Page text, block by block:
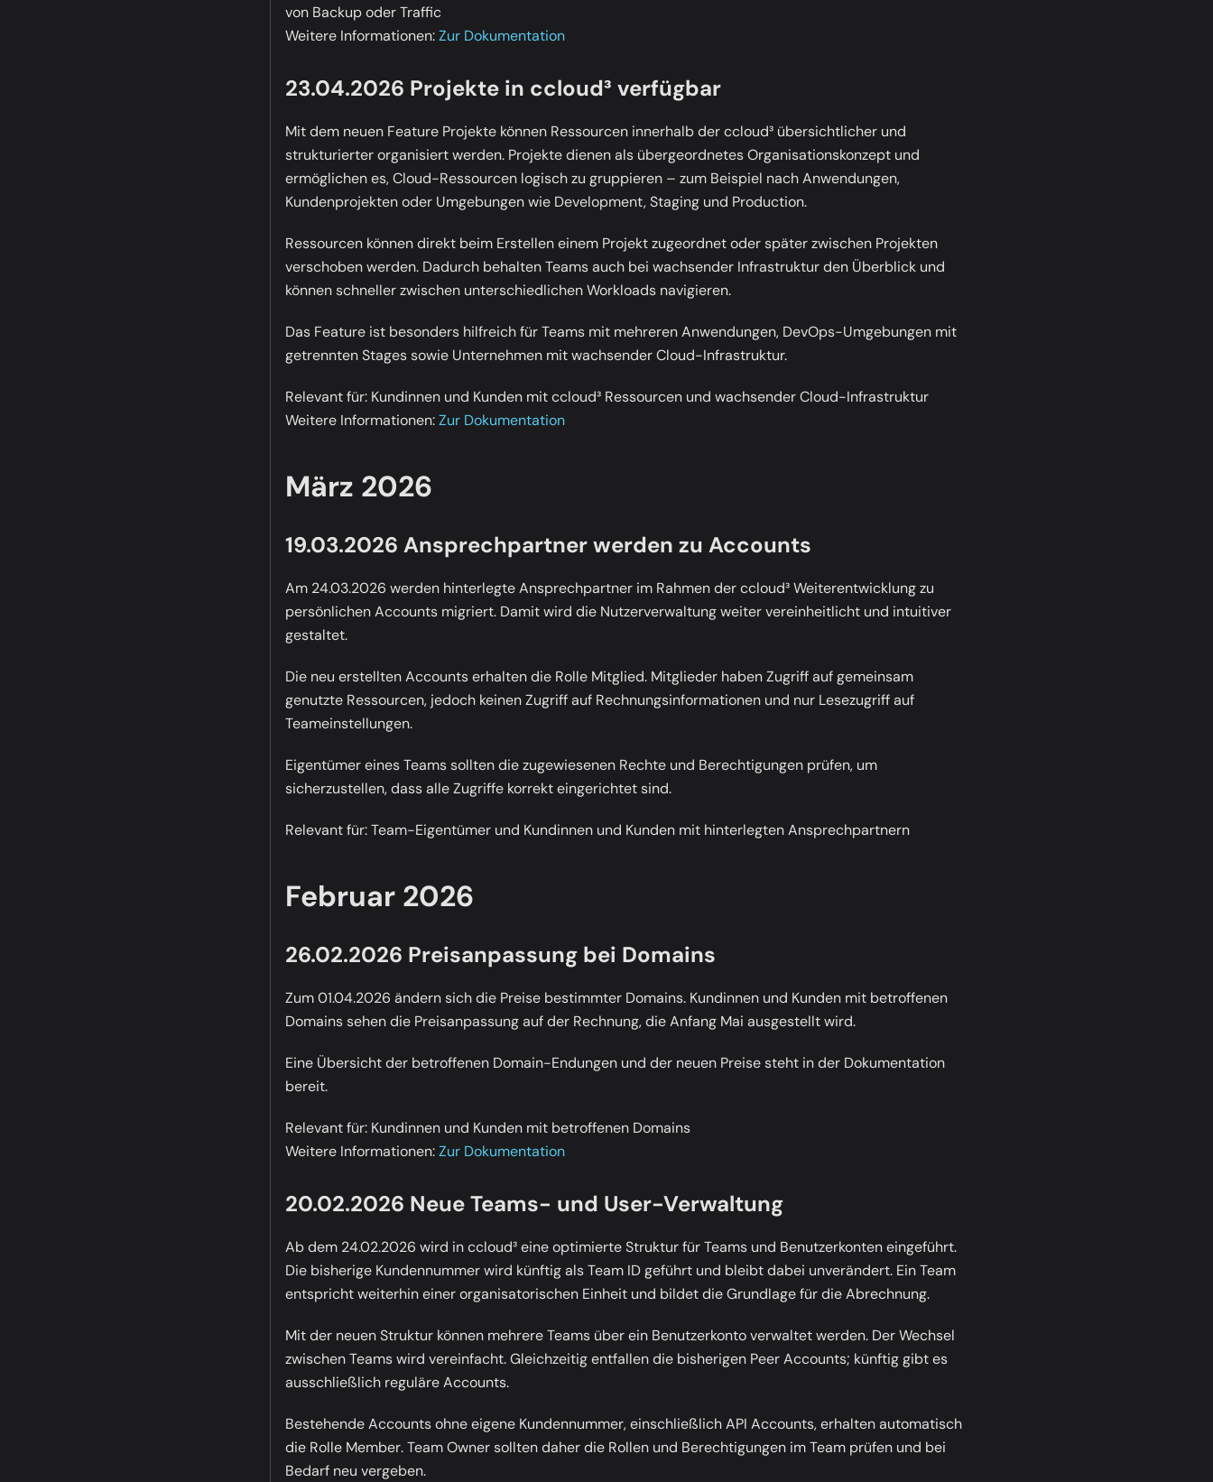
von Backup oder Traffic
Weitere Informationen:Zur Dokumentation
23.04.2026 Projekte in ccloud³ verfügbar
Mit dem neuen Feature Projekte können Ressourcen innerhalb der ccloud³ übersichtlicher und
strukturierter organisiert werden. Projekte dienen als übergeordnetes Organisationskonzept und
ermöglichen es, Cloud-Ressourcen logisch zu gruppieren – zum Beispiel nach Anwendungen,
Kundenprojekten oder Umgebungen wie Development, Staging und Production.
Ressourcen können direkt beim Erstellen einem Projekt zugeordnet oder später zwischen Projekten
verschoben werden. Dadurch behalten Teams auch bei wachsender Infrastruktur den Überblick und
können schneller zwischen unterschiedlichen Workloads navigieren.
Das Feature ist besonders hilfreich für Teams mit mehreren Anwendungen, DevOps-Umgebungen mit
getrennten Stages sowie Unternehmen mit wachsender Cloud-Infrastruktur.
Relevant für: Kundinnen und Kunden mit ccloud³ Ressourcen und wachsender Cloud-Infrastruktur
Weitere Informationen:Zur Dokumentation
März 2026
19.03.2026 Ansprechpartner werden zu Accounts
Am 24.03.2026 werden hinterlegte Ansprechpartner im Rahmen der ccloud³ Weiterentwicklung zu
persönlichen Accounts migriert. Damit wird die Nutzerverwaltung weiter vereinheitlicht und intuitiver
gestaltet.
Die neu erstellten Accounts erhalten die Rolle Mitglied. Mitglieder haben Zugriff auf gemeinsam
genutzte Ressourcen, jedoch keinen Zugriff auf Rechnungsinformationen und nur Lesezugriff auf
Teameinstellungen.
Eigentümer eines Teams sollten die zugewiesenen Rechte und Berechtigungen prüfen, um
sicherzustellen, dass alle Zugriffe korrekt eingerichtet sind.
Relevant für:Team-Eigentümer und Kundinnen und Kunden mit hinterlegten Ansprechpartnern
Februar 2026
26.02.2026 Preisanpassung bei Domains
Zum 01.04.2026 ändern sich die Preise bestimmter Domains. Kundinnen und Kunden mit betroffenen
Domains sehen die Preisanpassung auf der Rechnung, die Anfang Mai ausgestellt wird.
Eine Übersicht der betroffenen Domain-Endungen und der neuen Preise steht in der Dokumentation
bereit.
Relevant für: Kundinnen und Kunden mit betroffenen Domains
Weitere Informationen:Zur Dokumentation
20.02.2026 Neue Teams- und User-Verwaltung
Ab dem 24.02.2026 wird in ccloud³ eine optimierte Struktur für Teams und Benutzerkonten eingeführt.
Die bisherige Kundennummer wird künftig alsTeam IDgeführt und bleibt dabei unverändert. Ein Team
entspricht weiterhin einer organisatorischen Einheit und bildet die Grundlage für die Abrechnung.
Mit der neuen Struktur können mehrere Teams über ein Benutzerkonto verwaltet werden. Der Wechsel
zwischen Teams wird vereinfacht. Gleichzeitig entfallen die bisherigen Peer Accounts; künftig gibt es
ausschließlich reguläre Accounts.
Bestehende Accounts ohne eigene Kundennummer, einschließlich API Accounts, erhalten automatisch
die Rolle Member. Team Owner sollten daher die Rollen und Berechtigungen im Team prüfen und bei
Bedarf neu vergeben.